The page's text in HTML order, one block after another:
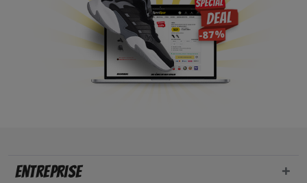
Entreprise